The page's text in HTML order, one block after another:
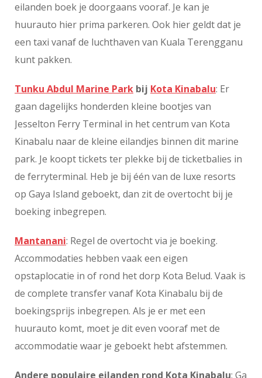
eilanden boek je doorgaans vooraf. Je kan je
huurauto hier prima parkeren. Ook hier geldt dat je
een taxi vanaf de luchthaven van Kuala Terengganu
kunt pakken.
Tunku Abdul Marine Park bij Kota Kinabalu: Er
gaan dagelijks honderden kleine bootjes van
Jesselton Ferry Terminal in het centrum van Kota
Kinabalu naar de kleine eilandjes binnen dit marine
park. Je koopt tickets ter plekke bij de ticketbalies in
de ferryterminal. Heb je bij één van de luxe resorts
op Gaya Island geboekt, dan zit de overtocht bij je
boeking inbegrepen.
Mantanani: Regel de overtocht via je boeking.
Accommodaties hebben vaak een eigen
opstaplocatie in of rond het dorp Kota Belud. Vaak is
de complete transfer vanaf Kota Kinabalu bij de
boekingsprijs inbegrepen. Als je er met een
huurauto komt, moet je dit even vooraf met de
accommodatie waar je geboekt hebt afstemmen.
Andere populaire eilanden rond Kota Kinabalu: Ga